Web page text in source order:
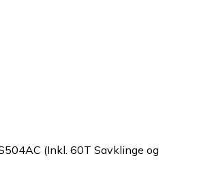
(Inkl. 60T Savklinge og